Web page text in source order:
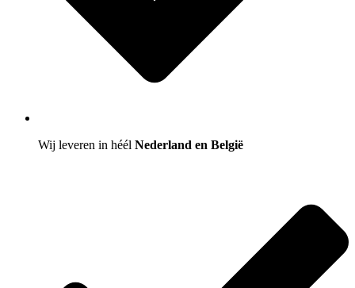
Wij leveren in héél Nederland en België